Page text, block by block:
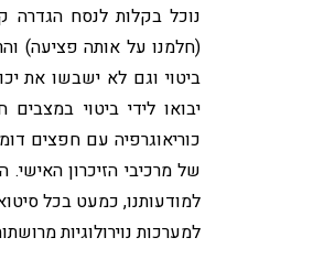
נוכל בקלות לנסח הגדרה
(חלמנו על אותה פציעה)
ביטוי וגם לא ישבשו את
יבואו לידי ביטוי
כוריאוגרפיה עם חפצים
של מרכיבי הזיכרון
למודעותנו, כמעט בכל
למערכות נוירולוגיות